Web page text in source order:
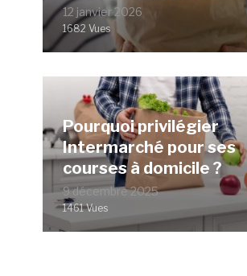
12 janvier 2026
1682 Vues
Pourquoi privilégier
Intermarché pour ses
courses à domicile ?
9 décembre 2025
1461 Vues